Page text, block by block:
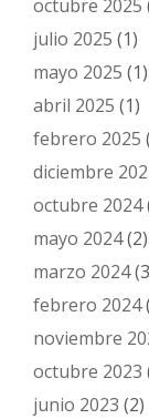
octubre 2025
julio 2025 (1)
mayo 2025 (1)
abril 2025 (1)
febrero 2025
diciembre
octubre 2024
mayo 2024(2)
marzo 2024
febrero 2024
noviembre
octubre 2023
junio 2023 (2)